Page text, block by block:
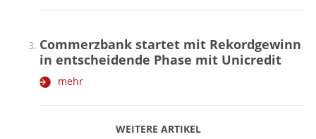
WEITERE ARTIKEL
zurückweiter
Commerzbank startet mit Rekordgewinn
in entscheidende Phase mit Unicredit
mehr